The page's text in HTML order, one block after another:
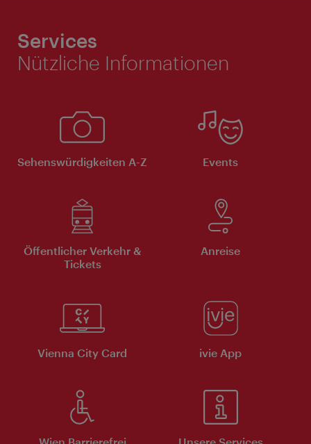
Services
Nützliche Informationen
Sehenswürdigkeiten A-Z Events
Öffentlicher Verkehr &
Tickets
Anreise
Vienna City Card ivie App